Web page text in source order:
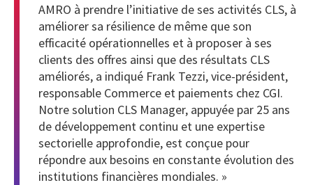
AMRO à prendre l’initiative de ses activités CLS, à
améliorer sa résilience de même que son
efficacité opérationnelles et à proposer à ses
clients des offres ainsi que des résultats CLS
améliorés, a indiqué Frank Tezzi, vice-président,
responsable Commerce et paiements chez CGI.
Notre solution CLS Manager, appuyée par 25 ans
de développement continu et une expertise
sectorielle approfondie, est conçue pour
répondre aux besoins en constante évolution des
institutions financières mondiales. »